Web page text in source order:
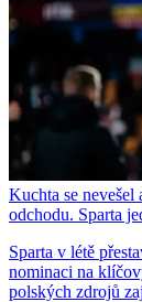
Kuchta se
odchodu. Sparta
Sparta v létě
nominaci na
polských zdrojů